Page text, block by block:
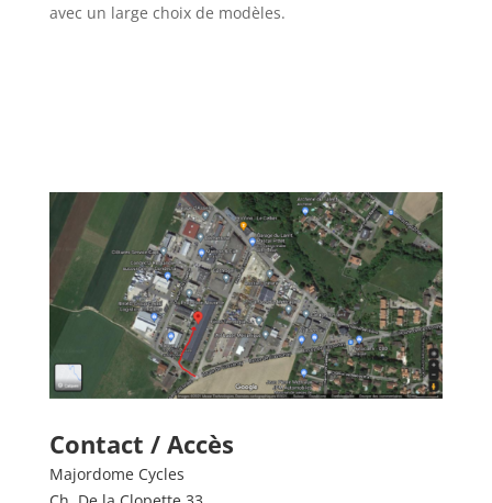
avec un large choix de modèles.
Contact / Accès
Majordome Cycles